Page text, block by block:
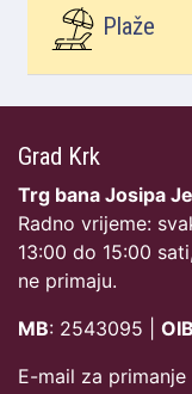
Plaže
Grad Krk
Trg bana Josipa
Radno vrijeme:
13:00 do 15:00
ne primaju.
MB: 2543095 | OIB
E-mail za primanje